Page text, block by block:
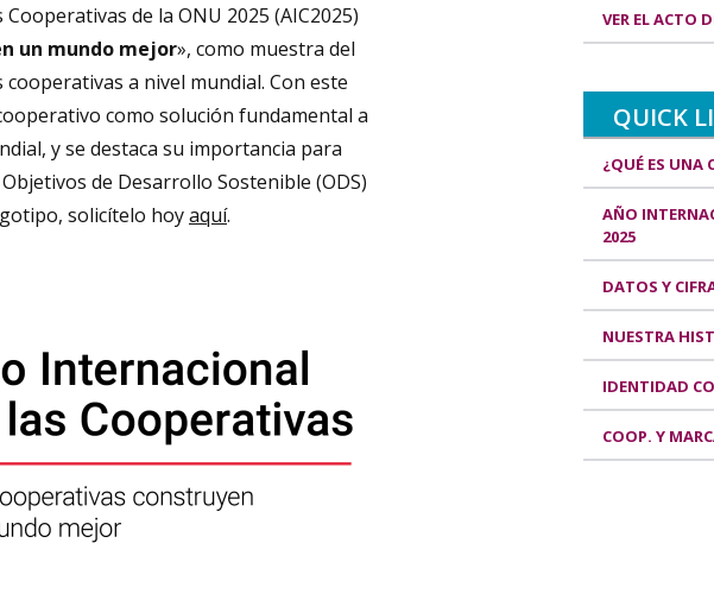
de la ONU 2025 (AIC2025)
un mundo mejor», como muestra del
a nivel mundial. Con este
como solución fundamental a
y se destaca su importancia para
de Desarrollo Sostenible (ODS)
solicítelo hoyaquí.
VER EL ACTO
QUICK
¿QUÉ ES UNA
AÑO
2025
DATOS Y
NUESTRA
IDENTIDAD
COOP. Y